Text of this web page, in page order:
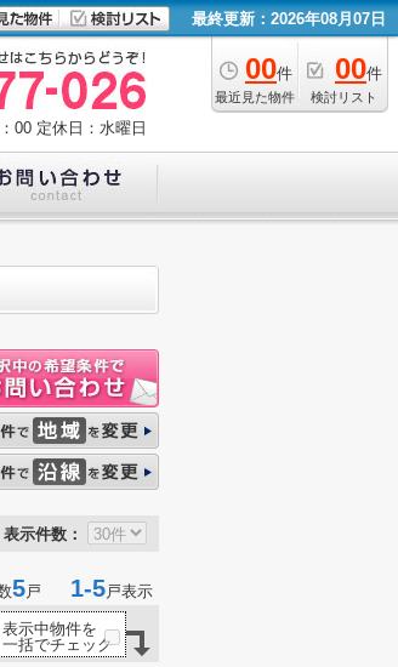
最終更新：2026年08月07日
00件
最近見た物件
00件
検討リスト
00 定休日：水曜日
表示件数：
5戸 1-5戸表示
表示中物件を
一括でチェック